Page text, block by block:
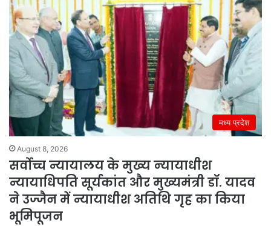
मध्य प्रदेश
August 8, 2026
सर्वोच्च न्यायालय के मुख्‍य न्‍यायाधीश
न्यायाधिपति सूर्यकांत और मुख्यमंत्री डॉ. यादव
ने उज्जैन में न्यायाधीश अतिथि गृह का किया
भूमिपूजन